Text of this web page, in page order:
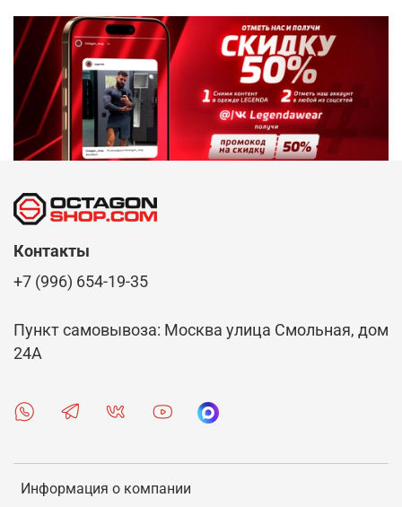
Информация о компании
Контакты
+7 (996) 654-19-35
Пункт самовывоза: Москва улица Смольная, дом
24А